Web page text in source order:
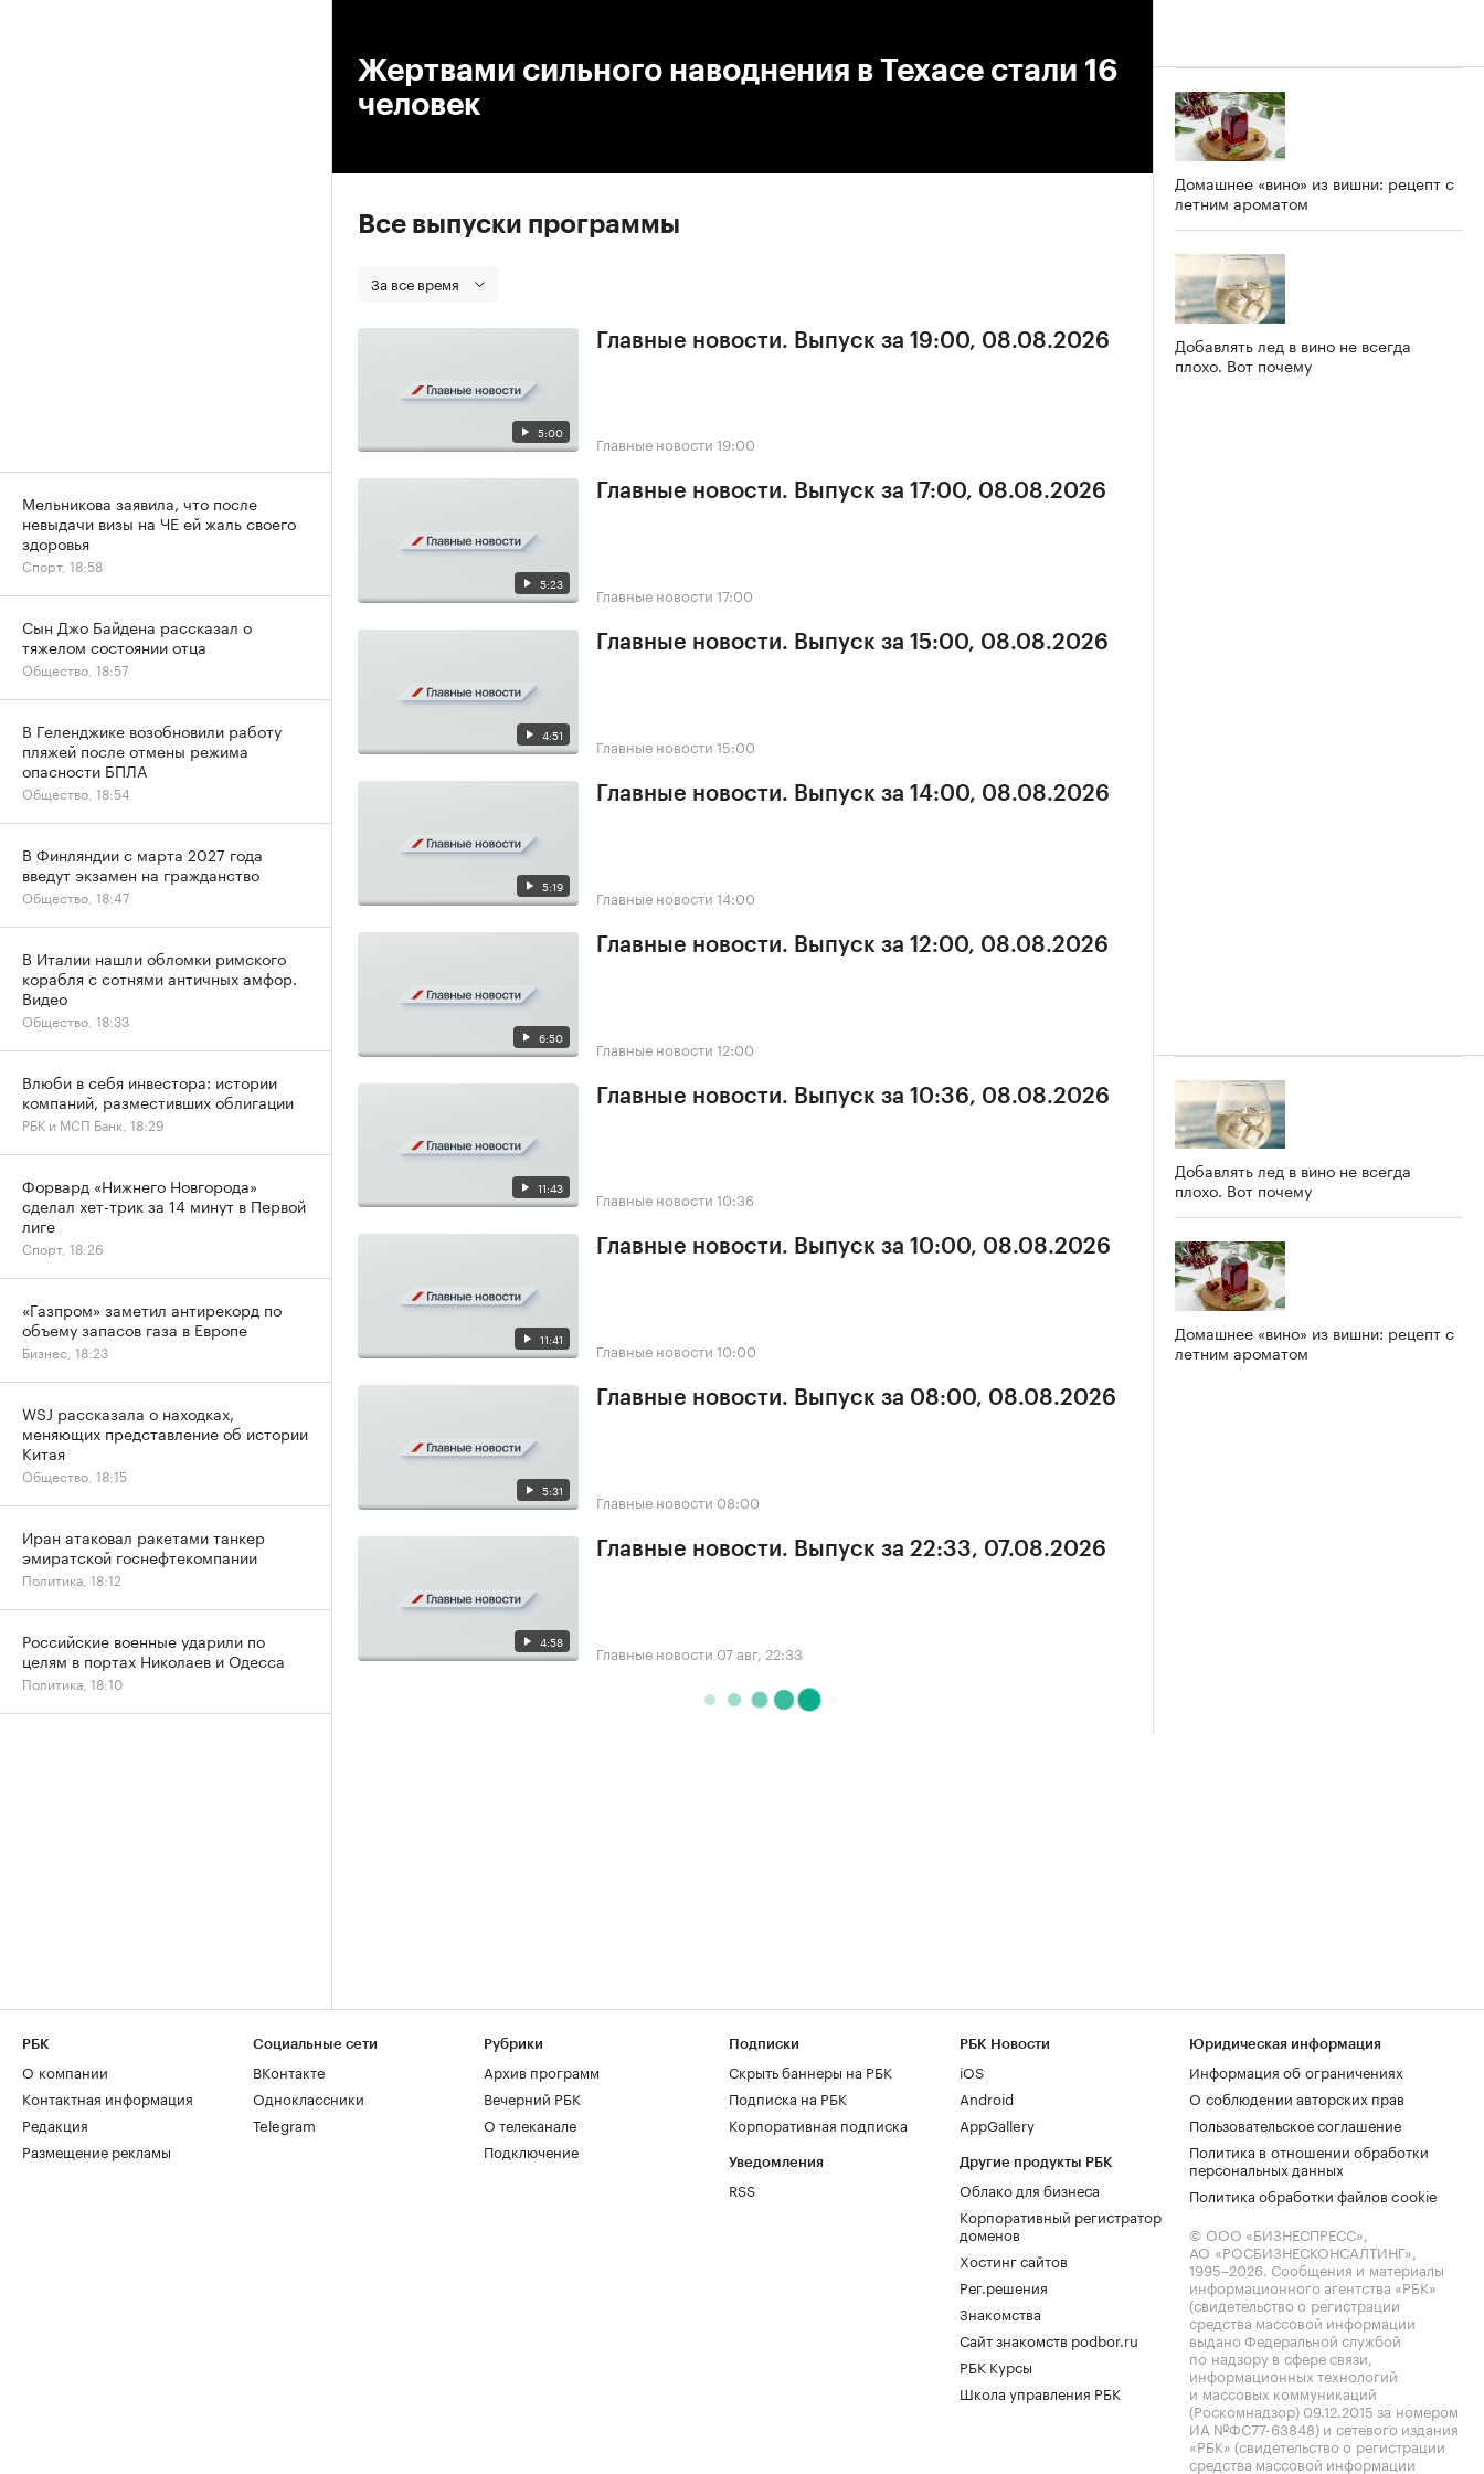
Жертвами сильного наводнения в Техасе стали 16
человек
Все выпуски программы
За все время
5:00
Главные новости. Выпуск за 19:00, 08.08.2026
Главные новости 19:00
5:23
Главные новости. Выпуск за 17:00, 08.08.2026
Главные новости 17:00
4:51
Главные новости. Выпуск за 15:00, 08.08.2026
Главные новости 15:00
5:19
Главные новости. Выпуск за 14:00, 08.08.2026
Главные новости 14:00
6:50
Главные новости. Выпуск за 12:00, 08.08.2026
Главные новости 12:00
11:43
Главные новости. Выпуск за 10:36, 08.08.2026
Главные новости 10:36
11:41
Главные новости. Выпуск за 10:00, 08.08.2026
Главные новости 10:00
5:31
Главные новости. Выпуск за 08:00, 08.08.2026
Главные новости 08:00
4:58
Главные новости. Выпуск за 22:33, 07.08.2026
Главные новости 07 авг, 22:33
Домашнее «вино» из вишни: рецепт с
летним ароматом
Добавлять лед в вино не всегда
плохо. Вот почему
Добавлять лед в вино не всегда
плохо. Вот почему
Домашнее «вино» из вишни: рецепт с
летним ароматом
Мельникова заявила, что после
невыдачи визы на ЧЕ ей жаль своего
здоровья
Спорт, 18:58
Сын Джо Байдена рассказал о
тяжелом состоянии отца
Общество, 18:57
В Геленджике возобновили работу
пляжей после отмены режима
опасности БПЛА
Общество, 18:54
В Финляндии с марта 2027 года
введут экзамен на гражданство
Общество, 18:47
В Италии нашли обломки римского
корабля с сотнями античных амфор.
Видео
Общество, 18:33
Влюби в себя инвестора: истории
компаний, разместивших облигации
РБК и МСП Банк, 18:29
Форвард «Нижнего Новгорода»
сделал хет-трик за 14 минут в Первой
лиге
Спорт, 18:26
«Газпром» заметил антирекорд по
объему запасов газа в Европе
Бизнес, 18:23
WSJ рассказала о находках,
меняющих представление об истории
Китая
Общество, 18:15
Иран атаковал ракетами танкер
эмиратской госнефтекомпании
Политика, 18:12
Российские военные ударили по
целям в портах Николаев и Одесса
Политика, 18:10
РБК
О компании
Контактная информация
Редакция
Размещение рекламы
Социальные сети
ВКонтакте
Одноклассники
Telegram
Рубрики
Архив программ
Вечерний РБК
О телеканале
Подключение
Подписки
Скрыть баннеры на РБК
Подписка на РБК
Корпоративная подписка
Уведомления
RSS
РБК Новости
iOS
Android
AppGallery
Другие продукты РБК
Облако для бизнеса
Корпоративный регистратор
доменов
Хостинг сайтов
Рег.решения
Знакомства
Сайт знакомств podbor.ru
РБК Курсы
Школа управления РБК
Юридическая информация
Информация об ограничениях
О соблюдении авторских прав
Пользовательское соглашение
Политика в отношении обработки
персональных данных
Политика обработки файлов cookie
© ООО «БИЗНЕСПРЕСС»,
АО «РОСБИЗНЕСКОНСАЛТИНГ»,
1995–2026. Сообщения и материалы
информационного агентства «РБК»
(свидетельство о регистрации
средства массовой информации
выдано Федеральной службой
по надзору в сфере связи,
информационных технологий
и массовых коммуникаций
(Роскомнадзор) 09.12.2015 за номером
ИА №ФС77-63848) и сетевого издания
«РБК» (свидетельство о регистрации
средства массовой информации